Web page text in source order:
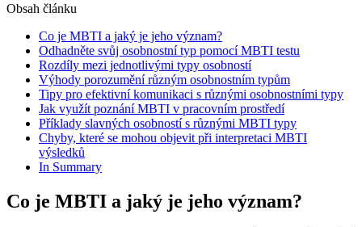
Obsah článku
Co je MBTI a jaký je jeho význam?
Odhadněte svůj osobnostní typ pomocí MBTI testu
Rozdíly mezi jednotlivými typy osobností
Výhody porozumění různým osobnostním typům
Tipy pro efektivní komunikaci s různými osobnostními typy
Jak využít poznání MBTI v pracovním prostředí
Příklady slavných osobností s různými MBTI typy
Chyby, které se mohou objevit při interpretaci MBTI
výsledků
In Summary
Co je MBTI a jaký je jeho význam?